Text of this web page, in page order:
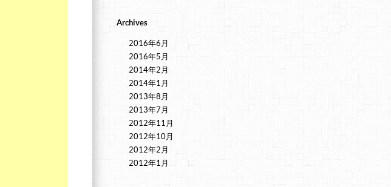
Archives
2016年6月
2016年5月
2014年2月
2014年1月
2013年8月
2013年7月
2012年11月
2012年10月
2012年2月
2012年1月